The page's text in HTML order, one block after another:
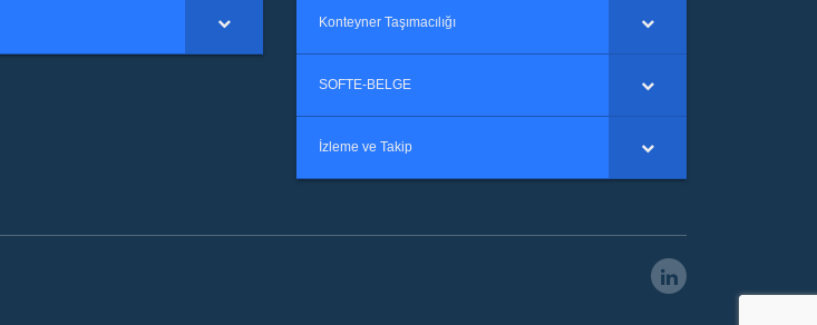
Konteyner Taşımacılığı
SOFTE-BELGE
İzleme ve Takip